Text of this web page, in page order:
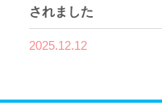
されました
2025.12.12